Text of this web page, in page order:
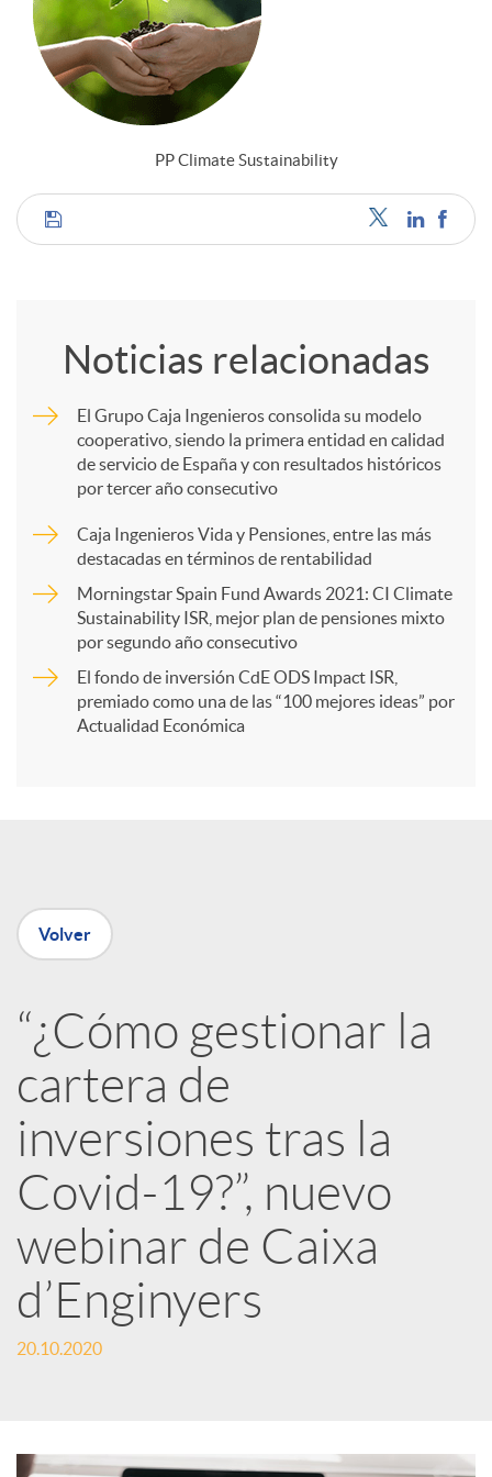
PP Climate Sustainability
C
m
a
r
t
n
R
e
d
e
s
o
Noticias relacionadas
El Grupo Caja Ingenieros consolida su modelo
cooperativo, siendo la primera entidad en calidad
de servicio de España y con resultados históricos
por tercer año consecutivo
Caja Ingenieros Vida y Pensiones, entre las más
destacadas en términos de rentabilidad
Morningstar Spain Fund Awards 2021: CI Climate
Sustainability ISR, mejor plan de pensiones mixto
por segundo año consecutivo
El fondo de inversión CdE ODS Impact ISR,
premiado como una de las “100 mejores ideas” por
Actualidad Económica
Volver
“¿Cómo gestionar la
cartera de
inversiones tras la
Covid-19?”, nuevo
webinar de Caixa
d’Enginyers
20.10.2020